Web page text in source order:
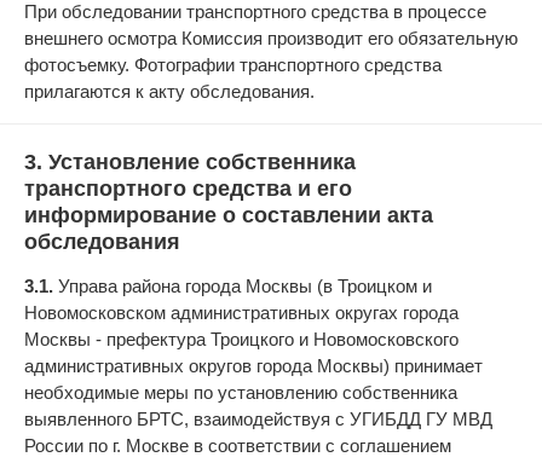
При обследовании транспортного средства в процессе
внешнего осмотра Комиссия производит его обязательную
фотосъемку. Фотографии транспортного средства
прилагаются к акту обследования.
3. Установление собственника
транспортного средства и его
информирование о составлении акта
обследования
3.1. Управа района города Москвы (в Троицком и
Новомосковском административных округах города
Москвы - префектура Троицкого и Новомосковского
административных округов города Москвы) принимает
необходимые меры по установлению собственника
выявленного БРТС, взаимодействуя с УГИБДД ГУ МВД
России по г. Москве в соответствии с соглашением